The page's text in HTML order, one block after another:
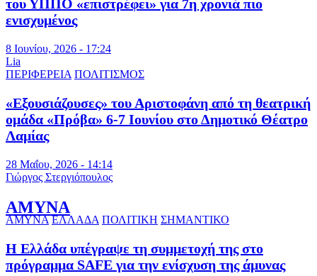
του ΥΠΠΟ «επιστρέφει» για 7η χρονιά πιο
ενισχυμένος
8 Ιουνίου, 2026 - 17:24
Lia
ΠΕΡΙΦΕΡΕΙΑ ΠΟΛΙΤΙΣΜΟΣ
«Εξουσιάζουσες» του Αριστοφάνη από τη θεατρική
ομάδα «Πρόβα» 6-7 Ιουνίου στο Δημοτικό Θέατρο
Λαμίας
28 Μαΐου, 2026 - 14:14
Γιώργος Στεργιόπουλος
ΑΜΥΝΑ
ΑΜΥΝΑ ΕΛΛΑΔΑ ΠΟΛΙΤΙΚΗ ΣΗΜΑΝΤΙΚΟ
Η Ελλάδα υπέγραψε τη συμμετοχή της στο
πρόγραμμα SAFE για την ενίσχυση της άμυνας